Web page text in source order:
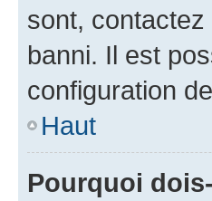
sont, contactez
banni. Il est
configuration
Haut
Pourquoi